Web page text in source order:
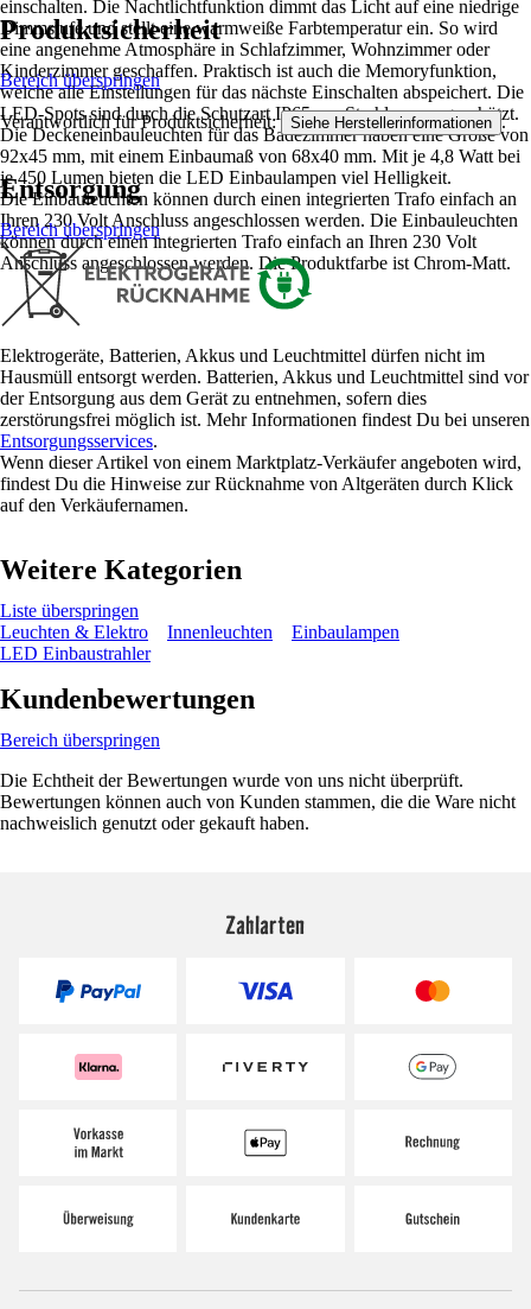
einschalten. Die Nachtlichtfunktion dimmt das Licht auf eine niedrige
Dimmstufe und stellt eine warmweiße Farbtemperatur ein. So wird
eine angenehme Atmosphäre in Schlafzimmer, Wohnzimmer oder
Kinderzimmer geschaffen. Praktisch ist auch die Memoryfunktion,
welche alle Einstellungen für das nächste Einschalten abspeichert. Die
LED-Spots sind durch die Schutzart IP65 vor Strahlwasser geschützt.
Die Deckeneinbauleuchten für das Badezimmer haben eine Größe von
92x45 mm, mit einem Einbaumaß von 68x40 mm. Mit je 4,8 Watt bei
je 450 Lumen bieten die LED Einbaulampen viel Helligkeit.
Die Einbauleuchten können durch einen integrierten Trafo einfach an
Ihren 230 Volt Anschluss angeschlossen werden. Die Einbauleuchten
können durch einen integrierten Trafo einfach an Ihren 230 Volt
Anschluss angeschlossen werden. Die Produktfarbe ist Chrom-Matt.
Produktsicherheit
Bereich überspringen
Verantwortlich für Produktsicherheit: Siehe Herstellerinformationen .
Entsorgung
Bereich überspringen
Elektrogeräte, Batterien, Akkus und Leuchtmittel dürfen nicht im
Hausmüll entsorgt werden. Batterien, Akkus und Leuchtmittel sind vor
der Entsorgung aus dem Gerät zu entnehmen, sofern dies
zerstörungsfrei möglich ist. Mehr Informationen findest Du bei unseren
Entsorgungsservices.
Wenn dieser Artikel von einem Marktplatz-Verkäufer angeboten wird,
findest Du die Hinweise zur Rücknahme von Altgeräten durch Klick
auf den Verkäufernamen.
Weitere Kategorien
Liste überspringen
Leuchten & Elektro
Innenleuchten
Einbaulampen
LED Einbaustrahler
Kundenbewertungen
Bereich überspringen
Die Echtheit der Bewertungen wurde von uns nicht überprüft.
Bewertungen können auch von Kunden stammen, die die Ware nicht
nachweislich genutzt oder gekauft haben.
Zahlarten